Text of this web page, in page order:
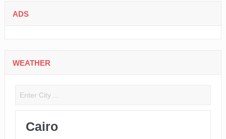
ADS
WEATHER
Cairo